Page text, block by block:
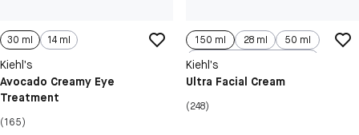
30 ml 14 ml
Kiehl’s
Avocado Creamy Eye
Treatment
(165)
150 ml 28 ml
50 ml
Kiehl’s
Ultra Facial Cream
(248)